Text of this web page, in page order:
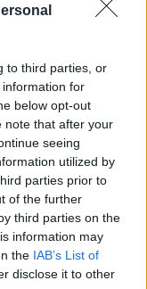
to third parties, or
for
below opt-out
note that after your
seeing
utilized by
parties prior to
of the further
third parties on the
information may
the IAB’s List of
disclose it to other
hogy nem
nem egy
szerzett,
a Fidesz a
új jelölt indul
a